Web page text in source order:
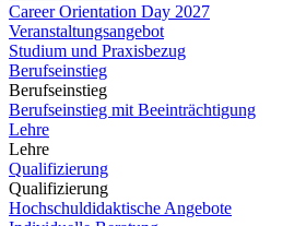
Career Orientation Day 2027
Veranstaltungsangebot
Studium und Praxisbezug
Berufseinstieg
Berufseinstieg
Berufseinstieg mit Beeinträchtigung
Lehre
Lehre
Qualifizierung
Qualifizierung
Hochschuldidaktische Angebote